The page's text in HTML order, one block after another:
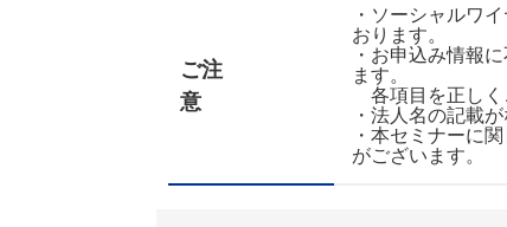
ご注
意
・ソーシャルワ
おります。
・お申込み情報
ます。
各項目を正しく
・法人名の記載
・本セミナーに
がございます。